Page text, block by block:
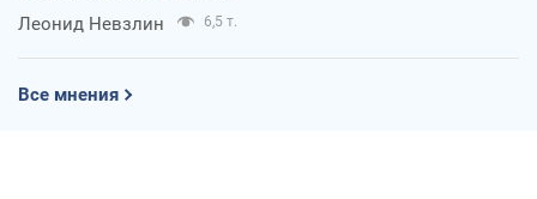
Леонид Невзлин 6,5 т.
Все мнения